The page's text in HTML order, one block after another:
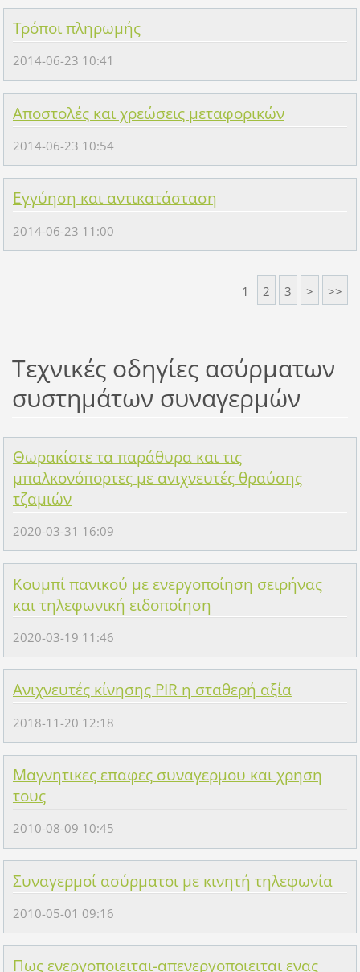
Τρόποι πληρωμής
2014-06-23 10:41
Αποστολές και χρεώσεις μεταφορικών
2014-06-23 10:54
Εγγύηση και αντικατάσταση
2014-06-23 11:00
1 2 3 > >>
Τεχνικές οδηγίες ασύρματων
συστημάτων συναγερμών
Θωρακίστε τα παράθυρα και τις
μπαλκονόπορτες με ανιχνευτές θραύσης
τζαμιών
2020-03-31 16:09
Κουμπί πανικού με ενεργοποίηση σειρήνας
και τηλεφωνική ειδοποίηση
2020-03-19 11:46
Ανιχνευτές κίνησης PIR η σταθερή αξία
2018-11-20 12:18
Μαγνητικες επαφες συναγερμου και χρηση
τους
2010-08-09 10:45
Συναγερμοί ασύρματοι με κινητή τηλεφωνία
2010-05-01 09:16
Πως ενεργοποιειται-απενεργοποιειται ενας